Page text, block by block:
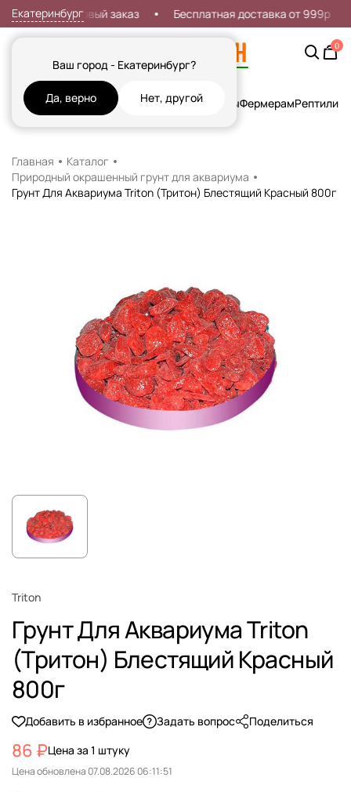
Екатеринбург
Ваш город - Екатеринбург?
Да, верно Нет, другой
7% на первый заказ Бесплатная доставка от 999р
0
Кошки СобакиРыбы Грызуны и Хорьки ПтицыФермерамРептилии
Главная
Каталог
Природный окрашенный грунт для аквариума
Грунт Для Аквариума Triton (Тритон) Блестящий Красный 800г
Triton
Грунт Для Аквариума Triton
(Тритон) Блестящий Красный
800г
Добавить в избранное Задать вопрос Поделиться
86 ₽Цена за 1 штуку
Цена обновлена